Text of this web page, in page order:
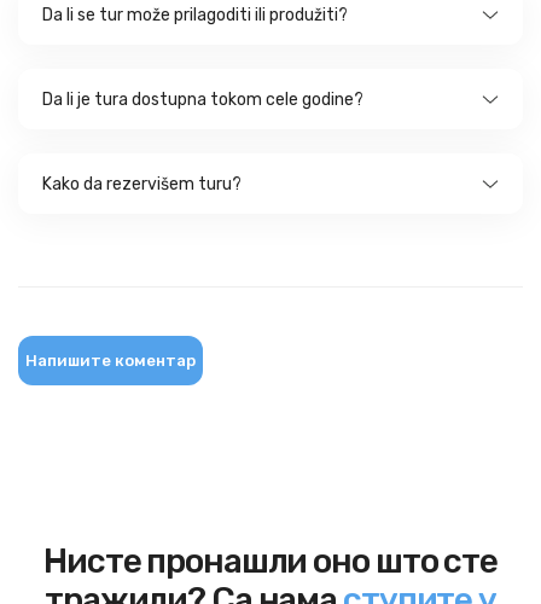
Da li se tur može prilagoditi ili produžiti?
Da li je tura dostupna tokom cele godine?
Kako da rezervišem turu?
Напишите коментар
Нисте пронашли оно што сте